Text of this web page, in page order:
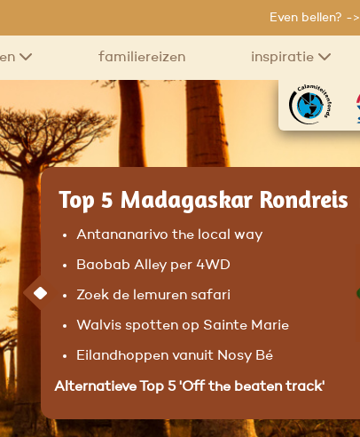
Even bellen? ->
familiereizen inspiratie
Top 5 Madagaskar Rondreis
Antananarivo the local way
Baobab Alley per 4WD
Zoek de lemuren safari
Walvis spotten op Sainte Marie
Eilandhoppen vanuit Nosy Bé
Alternatieve Top 5 'Off the beaten track'